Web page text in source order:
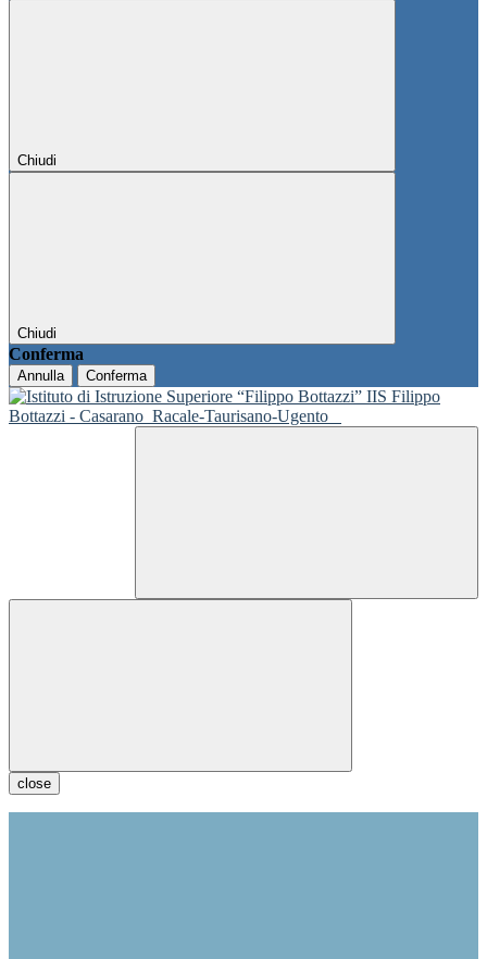
Chiudi
Chiudi
Conferma
Annulla Conferma
IIS Filippo
Bottazzi - Casarano Racale-Taurisano-Ugento
close